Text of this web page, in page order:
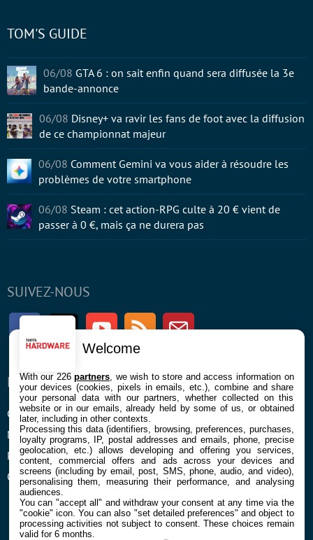
SUIVEZ-NOUS
FacebookTwitter Youtube RSS Newsletter
ENTREPRISE
Confidentialité et Cookies
Mentions légales et CGU
Préférences Cookies
Qui sommes nous
À PROPOS
Contact
TOM'S GUIDE
06/08 GTA 6 : on sait enfin quand sera diffusée la 3e
bande-annonce
06/08 Disney+ va ravir les fans de foot avec la diffusion
de ce championnat majeur
06/08 Comment Gemini va vous aider à résoudre les
problèmes de votre smartphone
06/08 Steam : cet action-RPG culte à 20 € vient de
passer à 0 €, mais ça ne durera pas
Welcome
With our 226partners , we wish to store and access information on
your devices (cookies, pixels in emails, etc.), combine and share
your personal data with our partners, whether collected on this
website or in our emails, already held by some of us, or obtained
later, including in other contexts.
Processing this data (identifiers, browsing, preferences, purchases,
loyalty programs, IP, postal addresses and emails, phone, precise
geolocation, etc.) allows developing and offering you services,
content, commercial offers and ads across your devices and
screens (including by email, post, SMS, phone, audio, and video),
personalising them, measuring their performance, and analysing
audiences.
You can "accept all" and withdraw your consent at any time via the
"cookie" icon. You can also "set detailed preferences" and object to
processing activities not subject to consent. These choices remain
valid for 6 months.